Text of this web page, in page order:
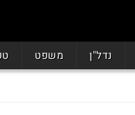
נדל"ן משפט